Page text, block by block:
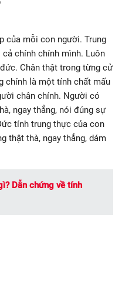
của mỗi con người. Trung
chính chính mình. Luôn
Chân thật trong từng cử
chính là một tính chất mấu
chân chính. Người có
ngay thẳng, nói đúng sự
tính trung thực của con
thật thà, ngay thẳng, dám
Dẫn chứng về tính